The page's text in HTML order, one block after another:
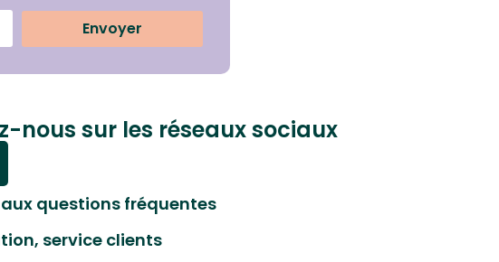
Envoyer
nous sur les réseaux sociaux
aux questions fréquentes
service clients